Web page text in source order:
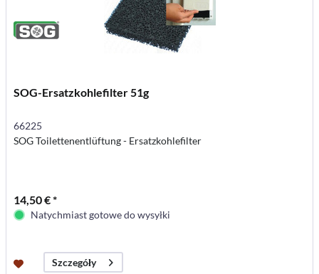
SOG-Ersatzkohlefilter 51g
66225
SOG Toilettenentlüftung - Ersatzkohlefilter
14,50 € *
Natychmiast gotowe do wysyłki
Szczegóły